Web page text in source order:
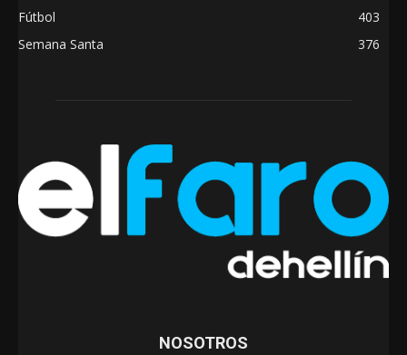
Fútbol
403
Semana Santa
376
NOSOTROS